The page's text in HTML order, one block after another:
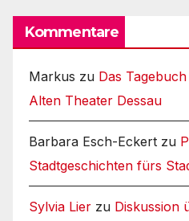
Kommentare
Markus zu Das
Alten Theater Dessau
Barbara Esch-Eckert zu
Stadtgeschichten fürs
Sylvia Lier zu Diskussion